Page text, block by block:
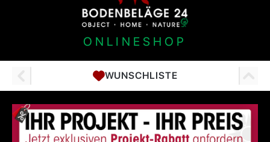
ONLINESHOP
WUNSCHLISTE